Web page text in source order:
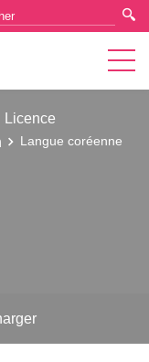
Licence
Langue coréenne